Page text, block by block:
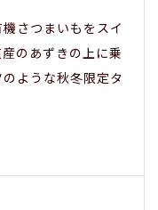
さつまいもをスイ
のあずきの上に乗
ような秋冬限定タ